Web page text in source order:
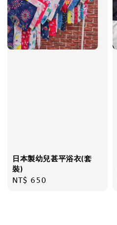
日本製幼兒甚平浴衣(套
裝)
Regular
NT$ 650